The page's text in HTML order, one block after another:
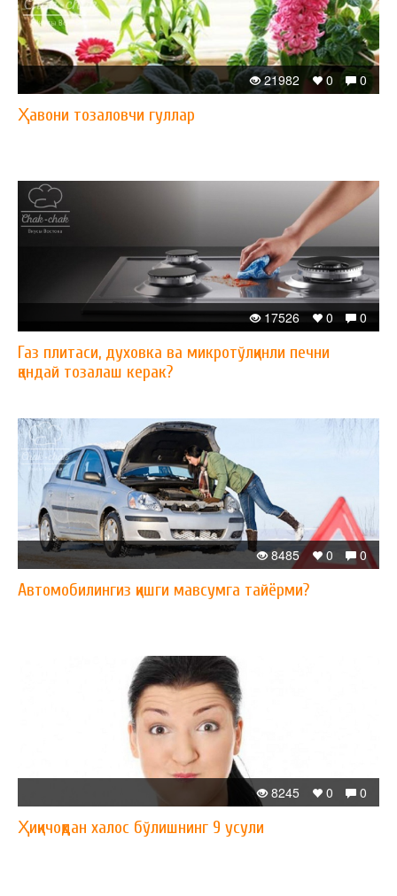
0
0
21982
Ҳавони тозаловчи гуллар
0
0
17526
Газ плитаси, духовка ва микротўлқинли печни
қандай тозалаш керак?
0
0
8485
Автомобилингиз қишги мавсумга тайёрми?
0
0
8245
Ҳиқичоқдан халос бўлишнинг 9 усули